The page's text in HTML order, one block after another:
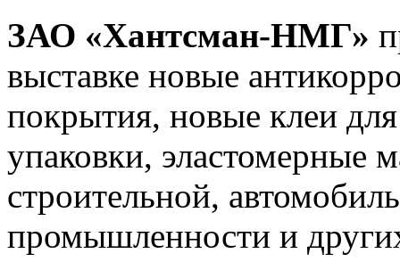
ЗАО «Хантсман-НМГ»
выставке новые
покрытия, новые клеи
упаковки, эластомерные
строительной,
промышленности и